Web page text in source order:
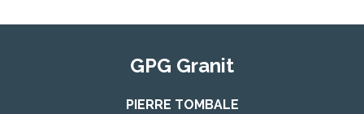
GPG Granit
PIERRE TOMBALE